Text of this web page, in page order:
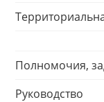
Полномочия,
Руководство